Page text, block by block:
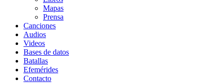
Mapas
Prensa
Canciones
Audios
Videos
Bases de datos
Batallas
Efemérides
Contacto